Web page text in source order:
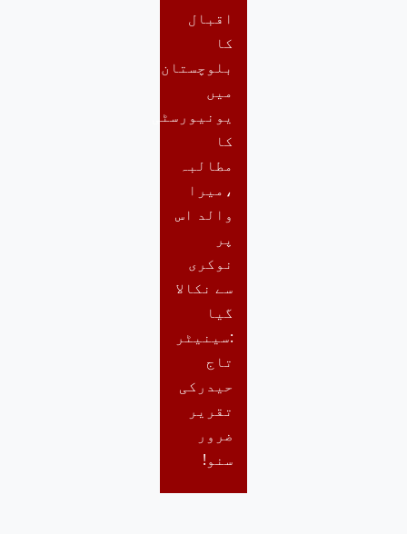
اقبال
کا
بلوچستان
میں
یونیورسٹی
کا
مطالبہ
،میرا
والد اس
پر
نوکری
سے نکالا
گیا
:سینیٹر
تاج
حیدرکی
تقریر
ضرور
سنو!